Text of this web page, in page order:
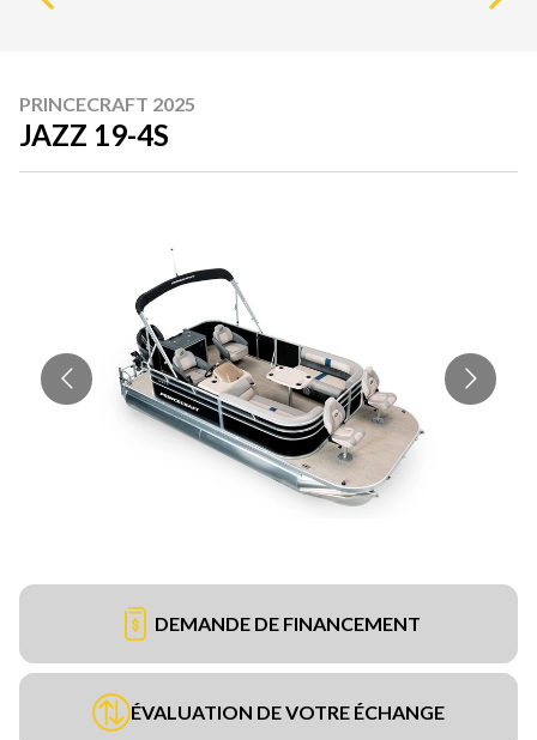
PRINCECRAFT 2025
JAZZ 19-4S
DEMANDE DE FINANCEMENT
ÉVALUATION DE VOTRE ÉCHANGE